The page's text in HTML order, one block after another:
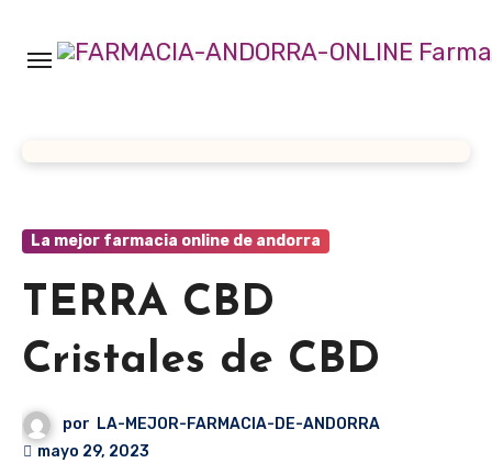
contenido
La mejor farmacia online de andorra
TERRA CBD
Cristales de CBD
por LA-MEJOR-FARMACIA-DE-ANDORRA
mayo 29, 2023